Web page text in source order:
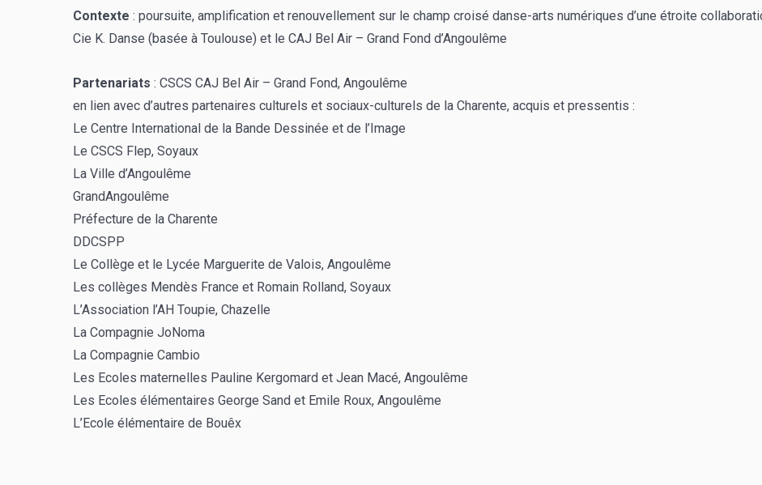
Contexte : poursuite, amplification et renouvellement sur le champ croisé danse-arts numériques d’une étroite
Cie K. Danse (basée à Toulouse) et le CAJ Bel Air – Grand Fond d’Angoulême
Partenariats : CSCS CAJ Bel Air – Grand Fond, Angoulême
en lien avec d’autres partenaires culturels et sociaux-culturels de la Charente, acquis et pressentis :
Le Centre International de la Bande Dessinée et de l’Image
Le CSCS Flep, Soyaux
La Ville d’Angoulême
GrandAngoulême
Préfecture de la Charente
DDCSPP
Le Collège et le Lycée Marguerite de Valois, Angoulême
Les collèges Mendès France et Romain Rolland, Soyaux
L’Association l’AH Toupie, Chazelle
La Compagnie JoNoma
La Compagnie Cambio
Les Ecoles maternelles Pauline Kergomard et Jean Macé, Angoulême
Les Ecoles élémentaires George Sand et Emile Roux, Angoulême
L’Ecole élémentaire de Bouêx